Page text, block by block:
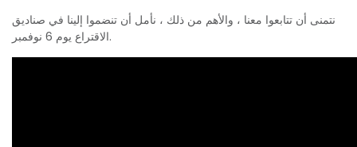
نتمنى أن تتابعوا معنا ، والأهم من ذلك ، نأمل أن تنضموا إلينا في صناديق
الاقتراع يوم 6 نوفمبر.